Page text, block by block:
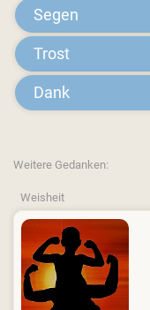
Segen
Trost
Dank
Weitere Gedanken:
Weisheit